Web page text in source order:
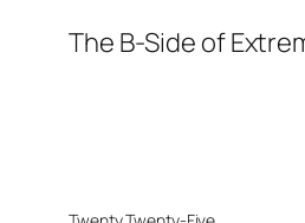
The B-Side of